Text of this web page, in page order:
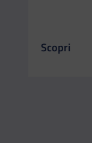
Il link ti
Scopri